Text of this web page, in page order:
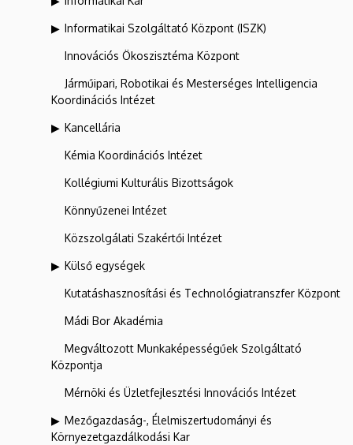
Informatikai Szolgáltató Központ (ISZK)
Innovációs Ökoszisztéma Központ
Járműipari, Robotikai és Mesterséges Intelligencia
Koordinációs Intézet
Kancellária
Kémia Koordinációs Intézet
Kollégiumi Kulturális Bizottságok
Könnyűzenei Intézet
Közszolgálati Szakértői Intézet
Külső egységek
Kutatáshasznosítási és Technológiatranszfer Központ
Mádi Bor Akadémia
Megváltozott Munkaképességűek Szolgáltató
Központja
Mérnöki és Üzletfejlesztési Innovációs Intézet
Mezőgazdaság-, Élelmiszertudományi és
Környezetgazdálkodási Kar